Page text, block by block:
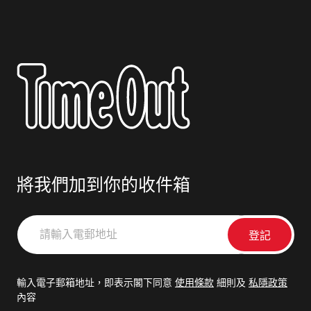
將我們加到你的收件箱
請
輸
郵
輸入電子郵箱地址，即表示閣下同意 使用條款 細則及 私隱政策
內容